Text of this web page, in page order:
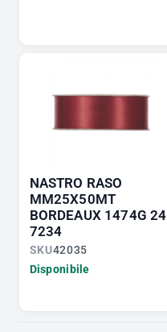
NASTRO RASO
MM25X50MT
BORDEAUX 1474G 24
7234
SKU42035
Disponibile